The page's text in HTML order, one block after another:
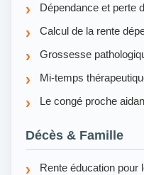
Dépendance et perte
Calcul de la rente
Grossesse
Mi-temps
Le congé proche
Décès & Famille
Rente éducation pour